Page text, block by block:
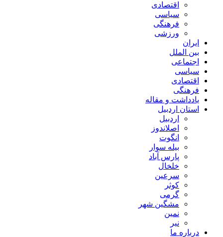
اقتصادی
سیاسی
فرهنگی
ورزشی
ایران
بین الملل
اجتماعی
سیاسی
اقتصادی
فرهنگی
یادداشت و مقاله
استان اردبیل
اردبیل
اصلاندوز
انگوت
بیله سوار
پارس آباد
خلخال
سرعین
کوثر
گرمی
مشگین شهر
نمین
نیر
درباره ما